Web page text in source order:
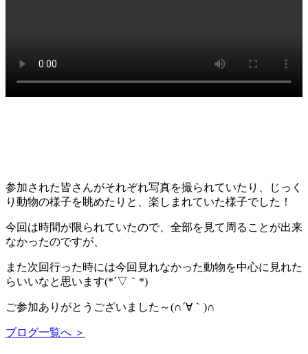
参加された皆さんがそれぞれ写真を撮られていたり、じっく
り動物の様子を眺めたりと、楽しまれていた様子でした！
今回は時間が限られていたので、全部を見て周ることが出来
なかったのですが、
また次回行った時には今回見れなかった動物を中心に見れた
らいいなと思います(*´▽｀*)
ご参加ありがとうございました～(∩´∀｀)∩
ブログ一覧へ ＞